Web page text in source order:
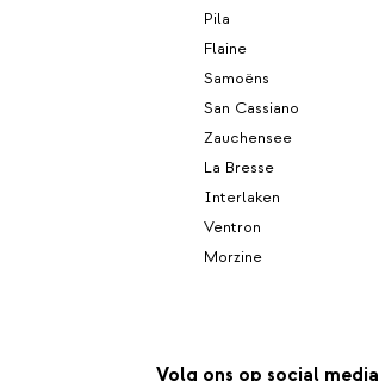
Pila
Flaine
Samoëns
San Cassiano
Zauchensee
La Bresse
Interlaken
Ventron
Morzine
Volg ons op social media